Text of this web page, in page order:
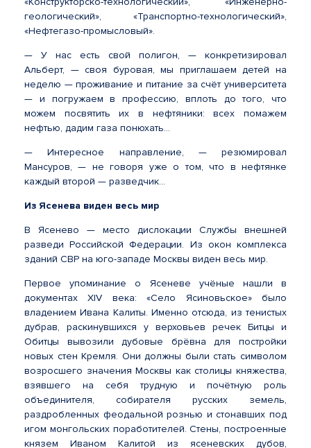
геологический», «Транспортно-технологический»,
«Нефтегазо-промысловый».
— У нас есть свой полигон, — конкретизировал
Альберт, — своя буровая, мы приглашаем детей на
неделю — проживание и питание за счёт университета
— и погружаем в профессию, вплоть до того, что
можем посвятить их в нефтяники: всех помажем
нефтью, дадим газа понюхать...
— Интересное направление, — резюмировал
Мансуров, — не говоря уже о том, что в нефтянке
каждый второй — разведчик...
Из Ясенева виден весь мир
В Ясенево — место дислокации Службы внешней
разведи Российской Федерации. Из окон комплекса
зданий СВР на юго-западе Москвы виден весь мир.
Первое упоминание о Ясеневе учёные нашли в
документах XIV века: «Село Ясиновьское» было
владением Ивана Калиты. Именно отсюда, из тенистых
дубрав, раскинувшихся у верховьев речек Битцы и
Обитцы вывозили дубовые брёвна для постройки
новых стен Кремля. Они должны были стать символом
возросшего значения Москвы как столицы княжества,
взявшего на себя трудную и почётную роль
объединителя, собирателя русских земель,
раздробленных феодальной рознью и стонавших под
игом монгольских поработителей. Стены, построенные
князем Иваном Калитой из ясеневских дубов,